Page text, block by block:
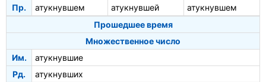
Пр. атукнувшем атукнувшей
атукнувшем
Прошедшее время
Множественное число
Им.
атукнувшие
Рд.
атукнувших